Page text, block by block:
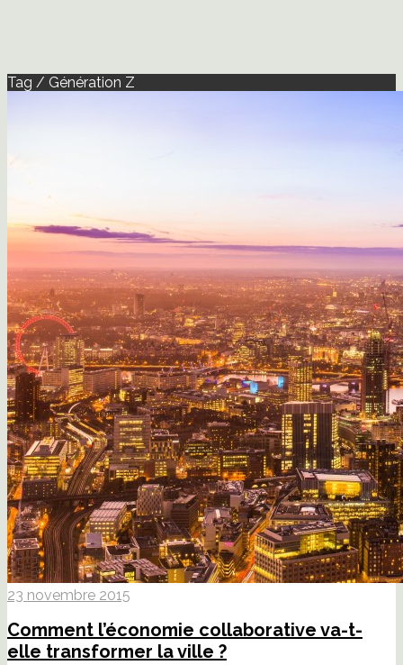
Tag / Génération Z
23 novembre 2015
Comment l’économie collaborative va-t-
elle transformer la ville ?